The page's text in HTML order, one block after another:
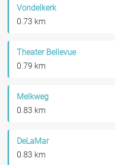
Vondelkerk
0.73 km
Theater Bellevue
0.79 km
Melkweg
0.83 km
DeLaMar
0.83 km